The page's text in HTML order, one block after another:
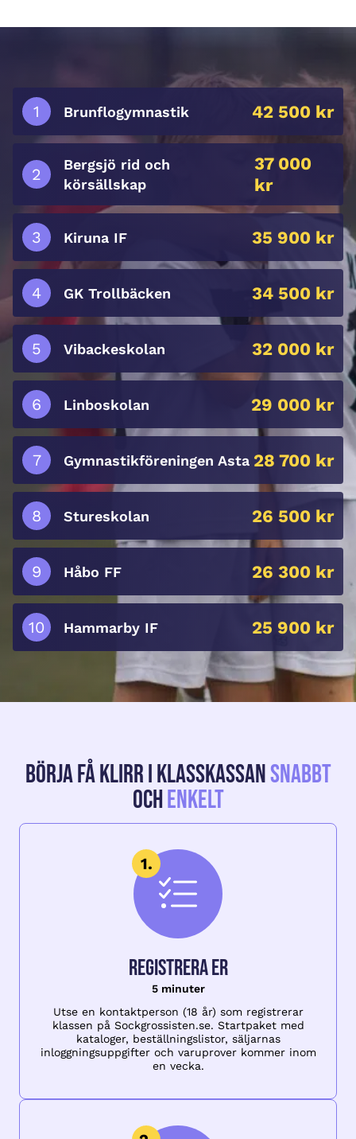
Brunflogymnastik 42 500 kr
Bergsjö rid och
körsällskap
37 000
kr
Kiruna IF 35 900 kr
GK Trollbäcken 34 500 kr
Vibackeskolan 32 000 kr
Linboskolan 29 000 kr
Gymnastikföreningen Asta 28 700 kr
Stureskolan 26 500 kr
Håbo FF 26 300 kr
Hammarby IF 25 900 kr
Börja få klirr i klasskassansnabbt
ochenkelt
Registrera er
5 minuter
Utse en kontaktperson (18 år) som registrerar
klassen på Sockgrossisten.se. Startpaket med
kataloger, beställningslistor, säljarnas
inloggningsuppgifter och varuprover kommer inom
en vecka.